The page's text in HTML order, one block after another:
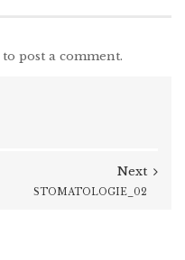
to post a comment.
Next
STOMATOLOGIE_02